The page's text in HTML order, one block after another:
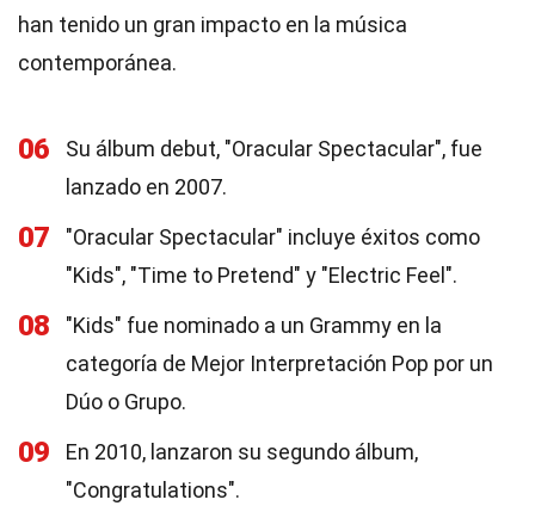
han tenido un gran impacto en la música
contemporánea.
06
Su álbum debut, "Oracular Spectacular", fue
lanzado en 2007.
07
"Oracular Spectacular" incluye éxitos como
"Kids", "Time to Pretend" y "Electric Feel".
08
"Kids" fue nominado a un Grammy en la
categoría de Mejor Interpretación Pop por un
Dúo o Grupo.
09
En 2010, lanzaron su segundo álbum,
"Congratulations".